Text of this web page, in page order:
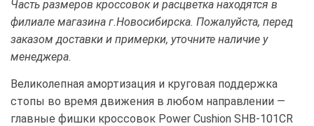
Часть размеров кроссовок и расцветка находятся в
филиале магазина г.Новосибирска. Пожалуйста, перед
заказом доставки и примерки, уточните наличие у
менеджера.
Великолепная амортизация и круговая поддержка
стопы во время движения в любом направлении —
главные фишки кроссовок Power Cushion SHB-101CR